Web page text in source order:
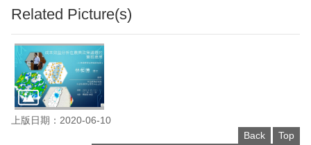
Related Picture(s)
上版日期：2020-06-10
Back
Top